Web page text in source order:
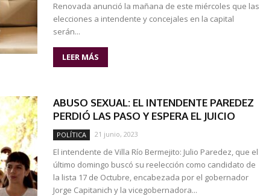
Renovada anunció la mañana de este miércoles que las
elecciones a intendente y concejales en la capital
serán...
LEER MÁS
ABUSO SEXUAL: EL INTENDENTE PAREDEZ
PERDIÓ LAS PASO Y ESPERA EL JUICIO
POLÍTICA 21 junio, 2023
El intendente de Villa Río Bermejito: Julio Paredez, que el
último domingo buscó su reelección como candidato de
la lista 17 de Octubre, encabezada por el gobernador
Jorge Capitanich y la vicegobernadora...